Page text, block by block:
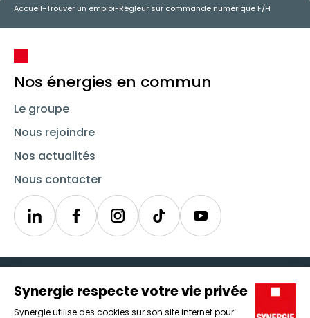
Accueil-Trouver un emploi-Régleur sur commande numérique F/H
Nos énergies en commun
Le groupe
Nous rejoindre
Nos actualités
Nous contacter
LinkedinSynergieInstagramTikTok Youtube
Icône d'illustration
Candidats